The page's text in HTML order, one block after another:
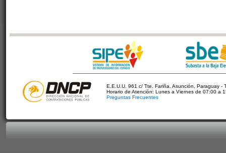
E.E.U.U. 961 c/ Tte. Fariña. Asunción, Paraguay -
Horario de Atención: Lunes a Viernes de 07:00 a
Preguntas Frecuentes